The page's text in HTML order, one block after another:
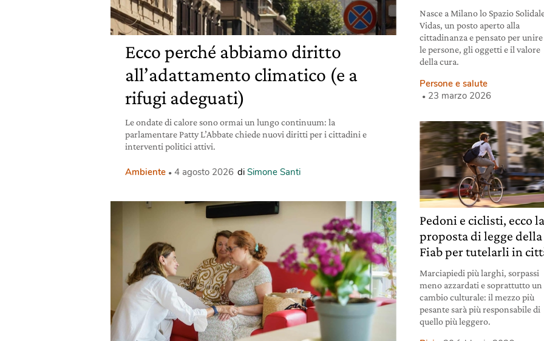
Ecco perché abbiamo diritto
all’adattamento climatico (e a
rifugi adeguati)
Le ondate di calore sono ormai un lungo continuum: la
parlamentare Patty L’Abbate chiede nuovi diritti per i cittadini e
interventi politici attivi.
Ambiente 4 agosto 2026 di Simone Santi
Nasce a Milano lo Spazio
Vidas, un posto aperto alla
cittadinanza e pensato per unire
le persone, gli oggetti e il valore
della cura.
Persone e salute
23 marzo 2026
Pedoni e ciclisti, ecco la
proposta di legge della
Fiab per tutelarli in
Marciapiedi più larghi, sorpassi
meno azzardati e soprattutto un
cambio culturale: il mezzo più
pesante sarà più responsabile di
quello più leggero.